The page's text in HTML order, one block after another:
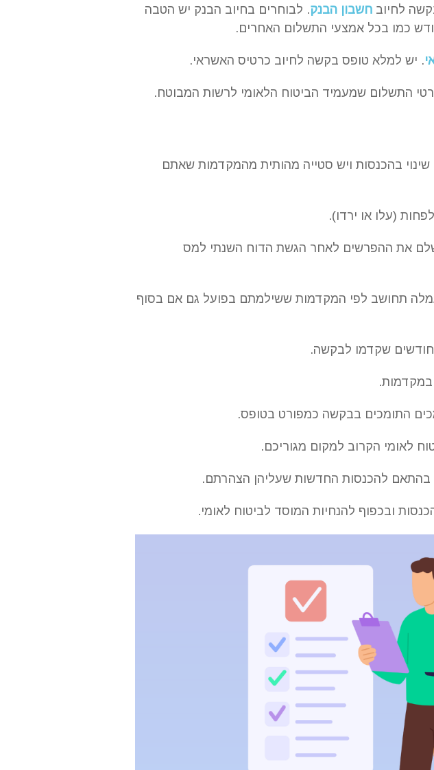
לחיוב חשבון הבנק. לבוחרים בחיוב הבנק יש הטבה
. יש למלא טופס בקשה לחיוב כרטיס האשראי.
התשלום שמעמיד הביטוח הלאומי לרשות המבוטח.
בהכנסות ויש סטייה מהותית מהמקדמות שאתם
את ההפרשים לאחר הגשת הדוח השנתי למס
תחושב לפי המקדמות ששילמתם בפועל גם אם בסוף
שקדמו לבקשה.
במקדמות.
התומכים בבקשה כמפורט בטופס.
לאומי הקרוב למקום מגוריכם.
להכנסות החדשות שעליהן הצהרתם.
ובכפוף להנחיות המוסד לביטוח לאומי.